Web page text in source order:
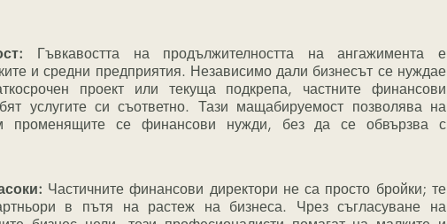
Гъвкавостта на продължителността на ангажимента е
и средни предприятия. Независимо дали бизнесът се нуждае
проект или текуща подкрепа, частните финансови
услугите си съответно. Тази мащабируемост позволява на
променящите се финансови нужди, без да се обвързва с
Частичните финансови директори не са просто бройки; те
в пътя на растеж на бизнеса. Чрез съгласуване на